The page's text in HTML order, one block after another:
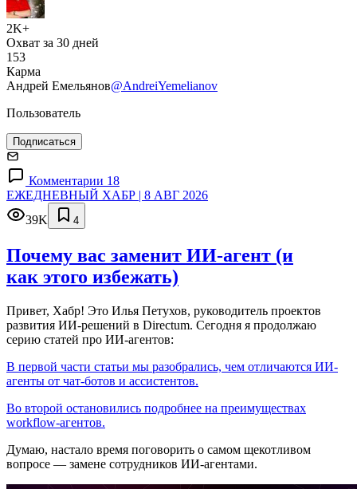
2K+
Охват за 30 дней
153
Карма
Андрей Емельянов@AndreiYemelianov
Пользователь
Подписаться
Комментарии 18
ЕЖЕДНЕВНЫЙ ХАБР | 8 АВГ 2026
39K
4
Почему вас заменит ИИ‑агент (и
как этого избежать)
Привет, Хабр! Это Илья Петухов, руководитель проектов
развития ИИ-решений в Directum. Сегодня я продолжаю
серию статей про ИИ-агентов:
В первой части статьи мы разобрались, чем отличаются ИИ-
агенты от чат-ботов и ассистентов.
Во второй остановились подробнее на преимуществах
workflow-агентов.
Думаю, настало время поговорить о самом щекотливом
вопросе — замене сотрудников ИИ-агентами.